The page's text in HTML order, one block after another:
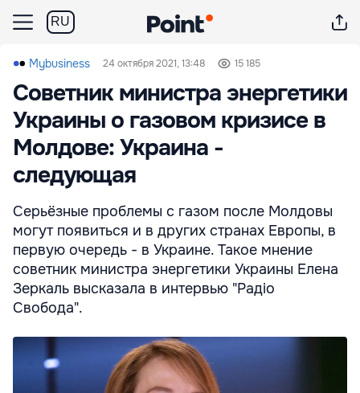
RU
Mybusiness 24 октября 2021, 13:48 15 185
Советник министра энергетики
Украины о газовом кризисе в
Молдове: Украина -
следующая
Серьёзные проблемы с газом после Молдовы
могут появиться и в других странах Европы, в
первую очередь - в Украине. Такое мнение
советник министра энергетики Украины Елена
Зеркаль высказала в интервью "Радіо
Свобода".